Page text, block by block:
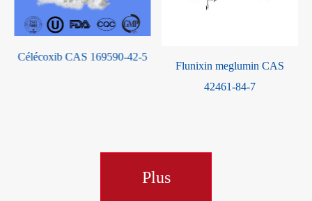
Méthocarbamol CAS 532-03-
6
Plus